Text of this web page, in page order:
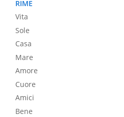
RIME
Vita
Sole
Casa
Mare
Amore
Cuore
Amici
Bene